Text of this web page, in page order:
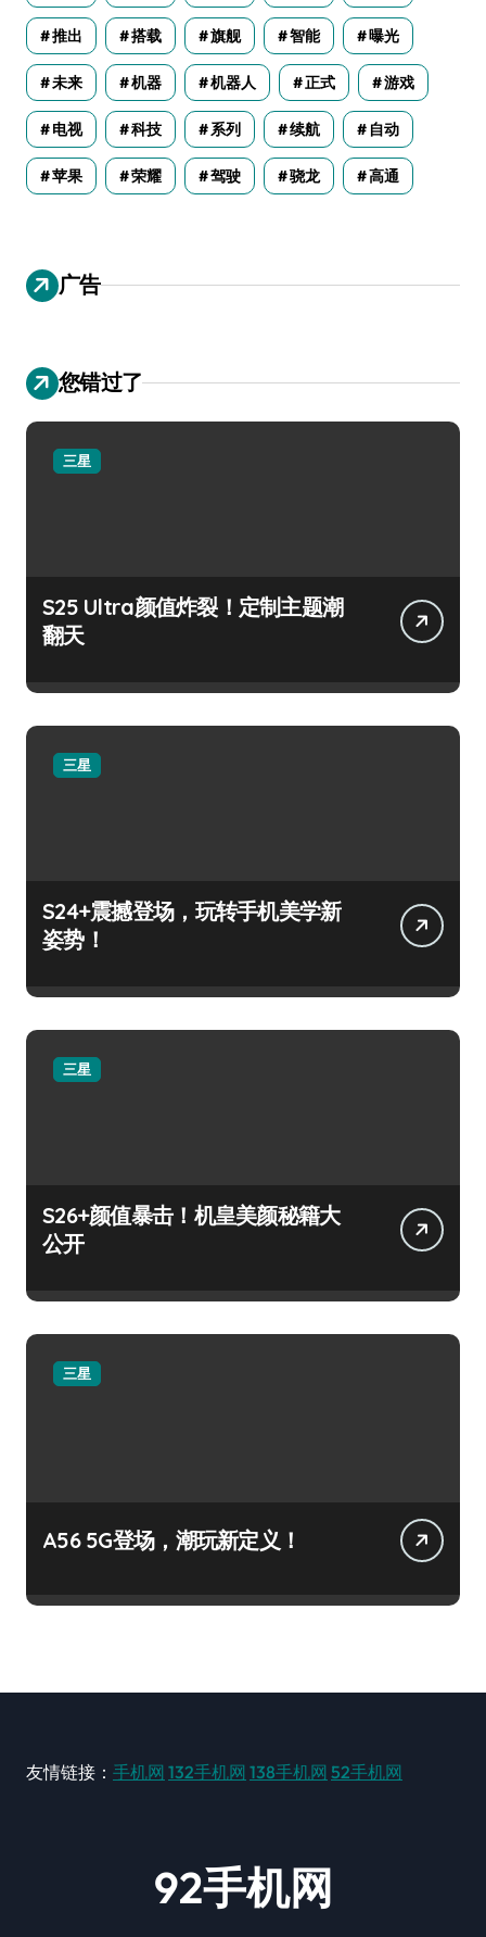
推出 搭载 旗舰 智能 曝光
未来 机器 机器人 正式 游戏
电视 科技 系列 续航 自动
苹果 荣耀 驾驶 骁龙 高通
广告
您错过了
三星
S25 Ultra颜值炸裂！定制主题潮
翻天
三星
S24+震撼登场，玩转手机美学新
姿势！
三星
S26+颜值暴击！机皇美颜秘籍大
公开
三星
A56 5G登场，潮玩新定义！
友情链接： 手机网 132手机网 138手机网 52手机网
92手机网